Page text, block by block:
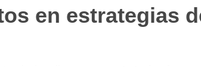
en estrategias